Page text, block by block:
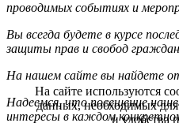
проводимых событиях и
Вы всегда будете в курсе
защиты прав и свобод
На нашем сайте вы найдете
Надеемся, что посещение
интересы в каждом
На сайте используются
данных, необходимых
и удобства